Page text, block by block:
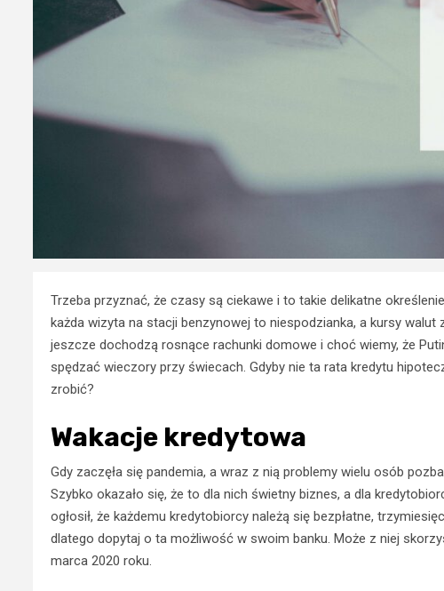
Trzeba przyznać, że czasy są ciekawe i to takie delikatne
każda wizyta na stacji benzynowej to niespodzianka, a kursy
jeszcze dochodzą rosnące rachunki domowe i choć wiemy, że
spędzać wieczory przy świecach. Gdyby nie ta rata kredytu
zrobić?
Wakacje kredytowa
Gdy zaczęła się pandemia, a wraz z nią problemy wielu osób
Szybko okazało się, że to dla nich świetny biznes, a dla
ogłosił, że każdemu kredytobiorcy należą się bezpłatne,
dlatego dopytaj o ta możliwość w swoim banku. Może z niej
marca 2020 roku.